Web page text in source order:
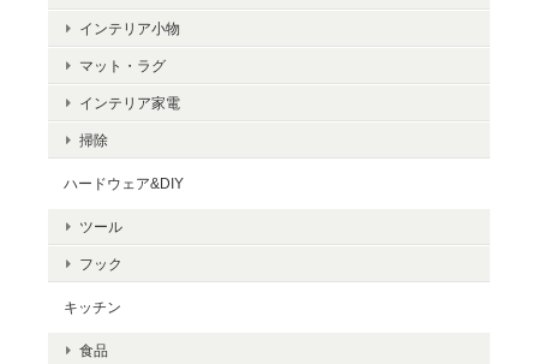
インテリア小物
マット・ラグ
インテリア家電
掃除
ハードウェア&DIY
ツール
フック
キッチン
食品